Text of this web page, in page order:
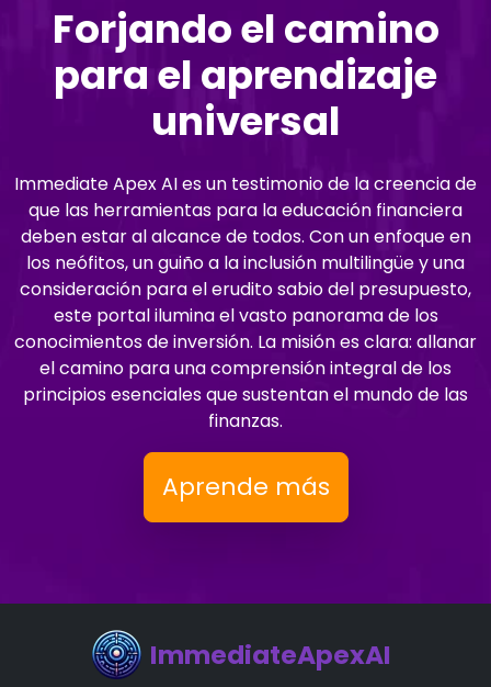
Forjando el camino
para el aprendizaje
universal
Immediate Apex AI es un testimonio de la creencia de
que las herramientas para la educación financiera
deben estar al alcance de todos. Con un enfoque en
los neófitos, un guiño a la inclusión multilingüe y una
consideración para el erudito sabio del presupuesto,
este portal ilumina el vasto panorama de los
conocimientos de inversión. La misión es clara: allanar
el camino para una comprensión integral de los
principios esenciales que sustentan el mundo de las
finanzas.
Aprende más
ImmediateApexAI